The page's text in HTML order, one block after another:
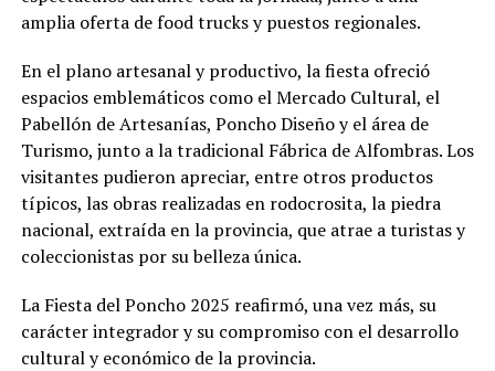
amplia oferta de food trucks y puestos regionales.
En el plano artesanal y productivo, la fiesta ofreció
espacios emblemáticos como el Mercado Cultural, el
Pabellón de Artesanías, Poncho Diseño y el área de
Turismo, junto a la tradicional Fábrica de Alfombras. Los
visitantes pudieron apreciar, entre otros productos
típicos, las obras realizadas en rodocrosita, la piedra
nacional, extraída en la provincia, que atrae a turistas y
coleccionistas por su belleza única.
La Fiesta del Poncho 2025 reafirmó, una vez más, su
carácter integrador y su compromiso con el desarrollo
cultural y económico de la provincia.